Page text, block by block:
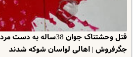
قتل وحشتناک جوان 38ساله به دست مرد
جگرفروش | اهالی لواسان شوکه شدند